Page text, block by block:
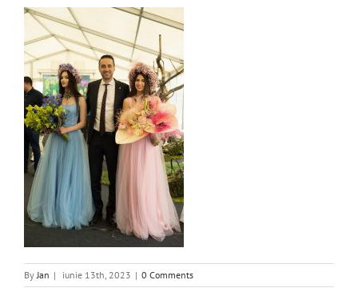
ByJan | iunie 13th, 2023 | 0 Comments